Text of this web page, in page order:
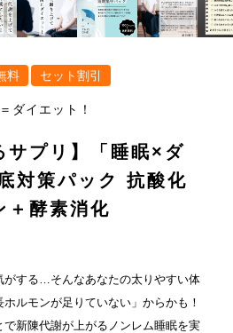
料 セット割引
ダイエット！
サプリ】「睡眠×ダ
対策パック 抗酸化
＋酵素消化
がする…そんなあなたの太りやすい体
ルモンが足りていない」からかも！
新陳代謝が上がるノンレム睡眠を実